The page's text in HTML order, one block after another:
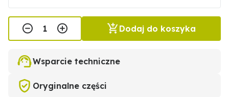
Dodaj do koszyka
Wsparcie techniczne
Oryginalne części